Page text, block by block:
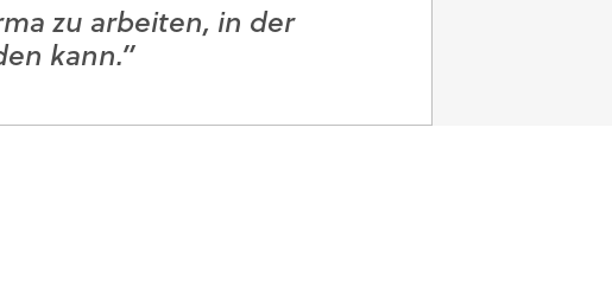
zu arbeiten, in der
kann.”